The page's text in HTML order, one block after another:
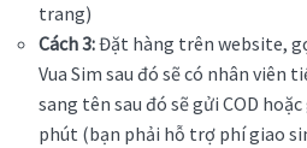
trang)
Cách 3:Đặt hàng trên website,
Vua Sim sau đó sẽ có nhân viên
sang tên sau đó sẽ gửi COD
phút (bạn phải hỗ trợ phí giao